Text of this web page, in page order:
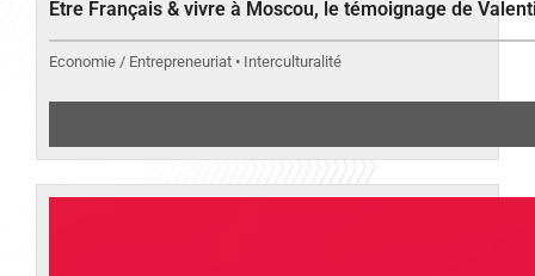
Etre Français & vivre à Moscou, le témoignage de
Economie / Entrepreneuriat • Interculturalité